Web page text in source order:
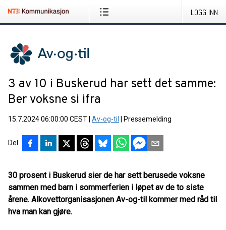
LOGG INN
3 av 10 i Buskerud har sett det samme:
Ber voksne si ifra
15.7.2024 06:00:00 CEST Av-og-til Pressemelding
Del
30 prosent i Buskerud sier de har sett berusede voksne
sammen med barn i sommerferien i løpet av de to siste
årene. Alkovettorganisasjonen Av-og-til kommer med råd til
hva man kan gjøre.